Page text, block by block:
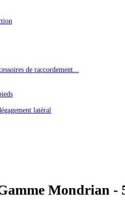
de raccordement...
latéral
Mondrian -